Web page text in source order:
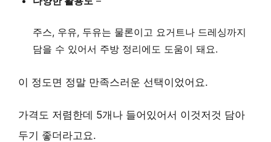
주스, 우유, 두유는 물론이고 요거트나 드레싱까지
담을 수 있어서 주방 정리에도 도움이 돼요.
이 정도면 정말 만족스러운 선택이었어요.
가격도 저렴한데 5개나 들어있어서 이것저것 담아
두기 좋더라고요.